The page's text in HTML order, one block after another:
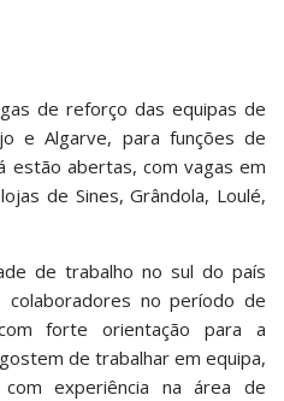
de reforço das equipas de
e Algarve, para funções de
estão abertas, com vagas em
de Sines, Grândola, Loulé,
de trabalho no sul do país
no período de
forte orientação para a
de trabalhar em equipa,
experiência na área de